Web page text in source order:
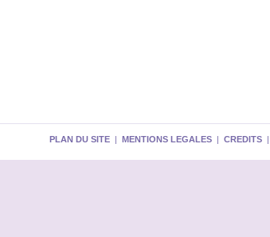
PLAN DU SITE | MENTIONS LEGALES | CREDITS |